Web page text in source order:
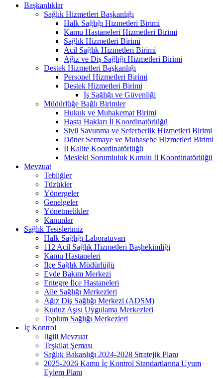
Başkanlıklar
Sağlık Hizmetleri Başkanlığı
Halk Sağlığı Hizmetleri Birimi
Kamu Hastaneleri Hizmetleri Birimi
Sağlık Hizmetleri Birimi
Acil Sağlık Hizmetleri Birimi
Ağız ve Diş Sağlığı Hizmetleri Birimi
Destek Hizmetleri Başkanlığı
Personel Hizmetleri Birimi
Destek Hizmetleri Birimi
İş Sağlığı ve Güvenliği
Müdürlüğe Bağlı Birimler
Hukuk ve Muhakemat Birimi
Hasta Hakları İl Koordinatörlüğü
Sivil Savunma ve Seferberlik Hizmetleri Birimi
Döner Sermaye ve Muhasebe Hizmetleri Birimi
İl Kalite Koordinatörlüğü
Mesleki Sorumluluk Kurulu İl Koordinatörlüğü
Mevzuat
Tebliğler
Tüzükler
Yönergeler
Genelgeler
Yönetmelikler
Kanunlar
Sağlık Tesislerimiz
Halk Sağlığı Laboratuvarı
112 Acil Sağlık Hizmetleri Başhekimliği
Kamu Hastaneleri
İlçe Sağlık Müdürlüğü
Evde Bakım Merkezi
Entegre İlçe Hastaneleri
Aile Sağlığı Merkezleri
Ağız Diş Sağlığı Merkezi (ADSM)
Kuduz Aşısı Uygulama Merkezleri
Toplum Sağlığı Merkezleri
İç Kontrol
İlgili Mevzuat
Teşkilat Şeması
Sağlık Bakanlığı 2024-2028 Stratejik Planı
2025-2026 Kamu İç Kontrol Standartlarına Uyum
Eylem Planı